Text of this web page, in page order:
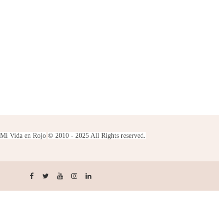
Mi Vida en Rojo © 2010 - 2025 All Rights reserved.